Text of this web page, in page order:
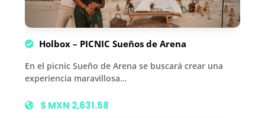
Holbox – PICNIC Sueños de Arena
En el picnic Sueño de Arena se buscará crear una
experiencia maravillosa…
$ MXN 2,631.58